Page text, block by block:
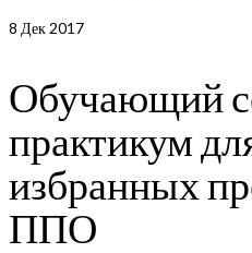
8 Дек 2017
Обучающий
практикум
избранных
ППО